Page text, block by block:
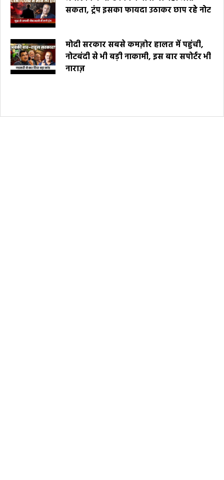
सकता, ट्रंप इसका फायदा उठाकर छाप रहे नोट
मोदी सरकार सबसे कमज़ोर हालत में पहुंची,
नोटबंदी से भी बड़ी नाकामी, इस बार सपोर्टर भी
नाराज़